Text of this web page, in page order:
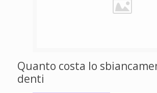
Quanto costa lo
denti